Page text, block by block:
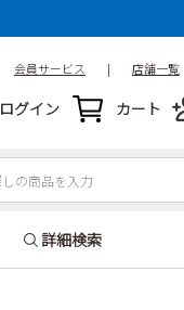
会員サービス | 店舗一覧
ログイン カート
詳細検索